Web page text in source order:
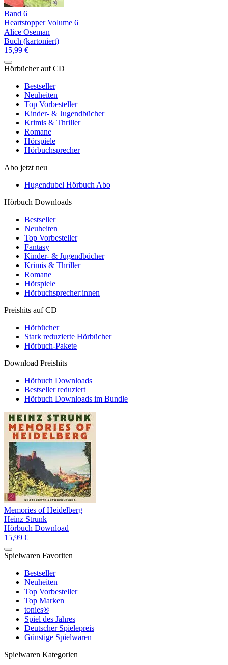
Band 6
Heartstopper Volume 6
Alice Oseman
Buch (kartoniert)
15,99 €
Hörbücher auf CD
Bestseller
Neuheiten
Top Vorbesteller
Kinder- & Jugendbücher
Krimis & Thriller
Romane
Hörspiele
Hörbuchsprecher
Abo jetzt neu
Hugendubel Hörbuch Abo
Hörbuch Downloads
Bestseller
Neuheiten
Top Vorbesteller
Fantasy
Kinder- & Jugendbücher
Krimis & Thriller
Romane
Hörspiele
Hörbuchsprecher:innen
Preishits auf CD
Hörbücher
Stark reduzierte Hörbücher
Hörbuch-Pakete
Download Preishits
Hörbuch Downloads
Bestseller reduziert
Hörbuch Downloads im Bundle
Memories of Heidelberg
Heinz Strunk
Hörbuch Download
15,99 €
Spielwaren Favoriten
Bestseller
Neuheiten
Top Vorbesteller
Top Marken
tonies®
Spiel des Jahres
Deutscher Spielepreis
Günstige Spielwaren
Spielwaren Kategorien